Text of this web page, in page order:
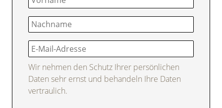
Wir nehmen den Schutz Ihrer persönlichen
Daten sehr ernst und behandeln Ihre Daten
vertraulich.